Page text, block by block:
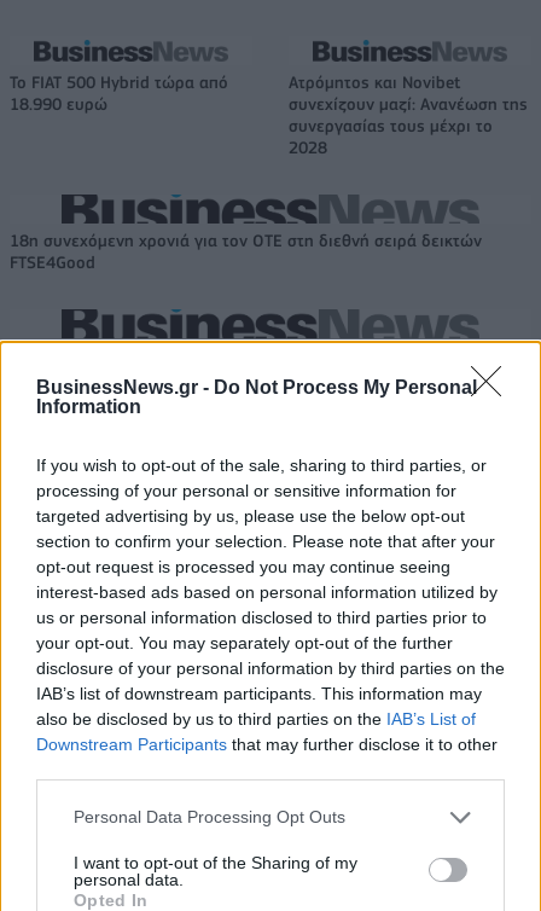
BusinessNews.gr - Do Not Process My Personal
Information
If you wish to opt-out of the sale, sharing to third parties, or
processing of your personal or sensitive information for
targeted advertising by us, please use the below opt-out
section to confirm your selection. Please note that after your
opt-out request is processed you may continue seeing
interest-based ads based on personal information utilized by
us or personal information disclosed to third parties prior to
your opt-out. You may separately opt-out of the further
disclosure of your personal information by third parties on the
IAB’s list of downstream participants. This information may
also be disclosed by us to third parties on the IAB’s List of
Downstream Participants that may further disclose it to other
Personal Data Processing Opt Outs
I want to opt-out of the Sharing of my
personal data.
Opted In
Το FIAT 500 Hybrid τώρα από
18.990 ευρώ
Ατρόμητος και Novibet
συνεχίζουν μαζί: Ανανέωση της
συνεργασίας τους μέχρι το
2028
18η συνεχόμενη χρονιά για τον ΟΤΕ στη διεθνή σειρά δεικτών
FTSE4Good
πύλες του σε όλους
ΠΕΡΙΣΣΌΤΕΡΑ ΣΕ ΑΥΤΉ ΤΗΝ ΚΑΤΗΓΟΡΊΑ
Νέος γ.γ. του Παγκόσμιου
Οργανισμού Τουρισμού ο
Zurab Pololikashvili
26/09/2017 - 03:00
Ντόρα Μπακογιάννη: Το
tweet για τα 28 χρόνια
από τη δολοφονία του